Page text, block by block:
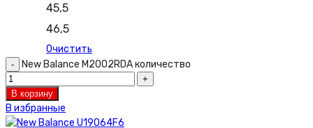
45,5
46,5
Очистить
New Balance M2002RDA количество
В корзину
В избранные